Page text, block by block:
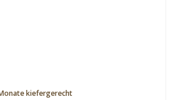
kiefergerecht